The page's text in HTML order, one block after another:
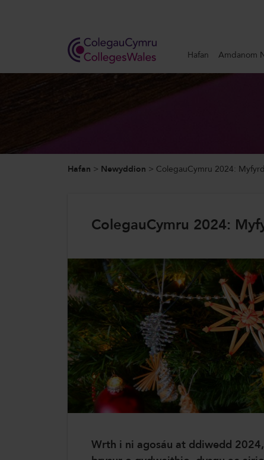
Hafan Amdanom
Search
Ein Gwaith
ColegauCymru
ColegauCymru Rhyngwladol
Chwaraeon ColegauCymru
Hafan > Newyddion > ColegauCymru 2024:
ColegauCymru 2024:
Wrth i ni agosáu at ddiwedd